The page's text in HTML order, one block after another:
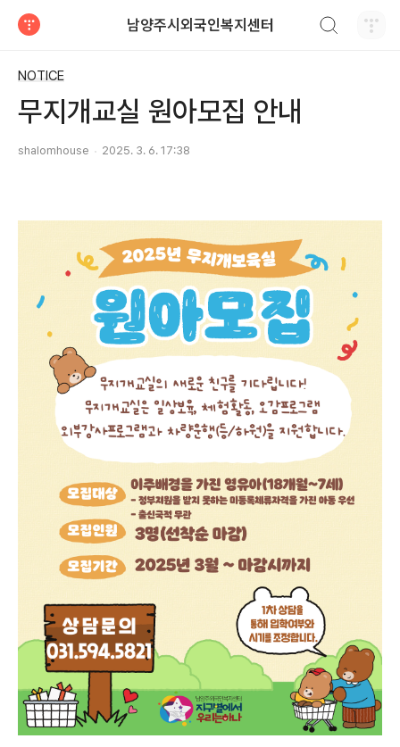
남양주시외국인복지센터
NOTICE
무지개교실 원아모집 안내
shalomhouse 2025. 3. 6. 17:38